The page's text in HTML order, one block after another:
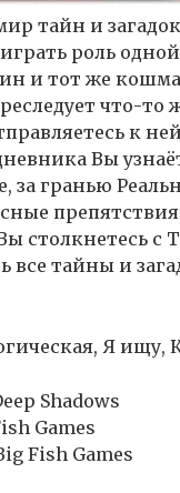
тайн и
роль
и тот же
что-то
к
Вы
за гранью
столкнетесь с
все тайны и
Я ищу,
Shadows
Games
Fish Games